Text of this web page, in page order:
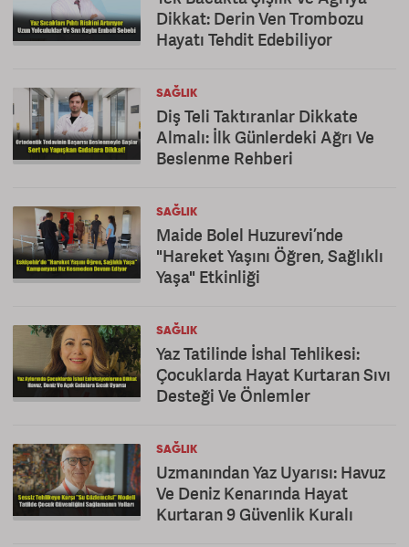
Dikkat: Derin Ven Trombozu
Hayatı Tehdit Edebiliyor
SAĞLIK
Diş Teli Taktıranlar Dikkate
Almalı: İlk Günlerdeki Ağrı Ve
Beslenme Rehberi
SAĞLIK
Maide Bolel Huzurevi’nde
"Hareket Yaşını Öğren, Sağlıklı
Yaşa" Etkinliği
SAĞLIK
Yaz Tatilinde İshal Tehlikesi:
Çocuklarda Hayat Kurtaran Sıvı
Desteği Ve Önlemler
SAĞLIK
Uzmanından Yaz Uyarısı: Havuz
Ve Deniz Kenarında Hayat
Kurtaran 9 Güvenlik Kuralı